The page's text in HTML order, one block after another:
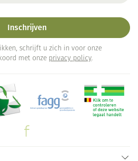
Inschrijven
schrijft u zich in voor onze
met onze privacy policy.